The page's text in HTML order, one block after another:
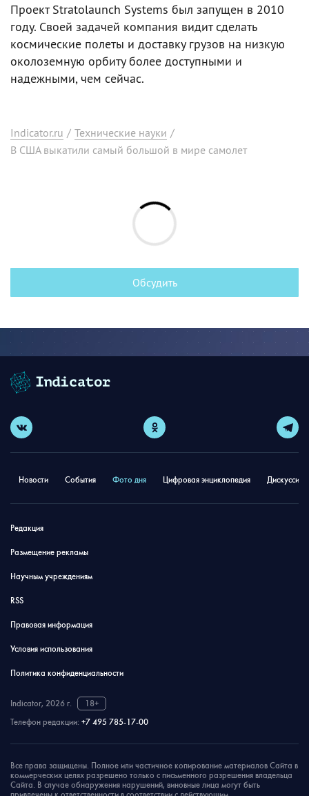
Проект Stratolaunch Systems был запущен в 2010
году. Своей задачей компания видит сделать
космические полеты и доставку грузов на низкую
околоземную орбиту более доступными и
надежными, чем сейчас.
Indicator.ru / Технические науки /
В США выкатили самый большой в мире самолет
Обсудить
Новости События Фото дня Цифровая энциклопедия
Редакция
Размещение рекламы
Научным учреждениям
RSS
Правовая информация
Условия использования
Политика конфиденциальности
Indicator, 2026 г.
18+
Телефон редакции: +7 495 785-17-00
Все права защищены. Полное или частичное копирование материалов Сайта в
коммерческих целях разрешено только с письменного разрешения владельца
Сайта. В случае обнаружения нарушений, виновные лица могут быть